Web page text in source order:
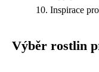
Inspirace
Výběr rostlin